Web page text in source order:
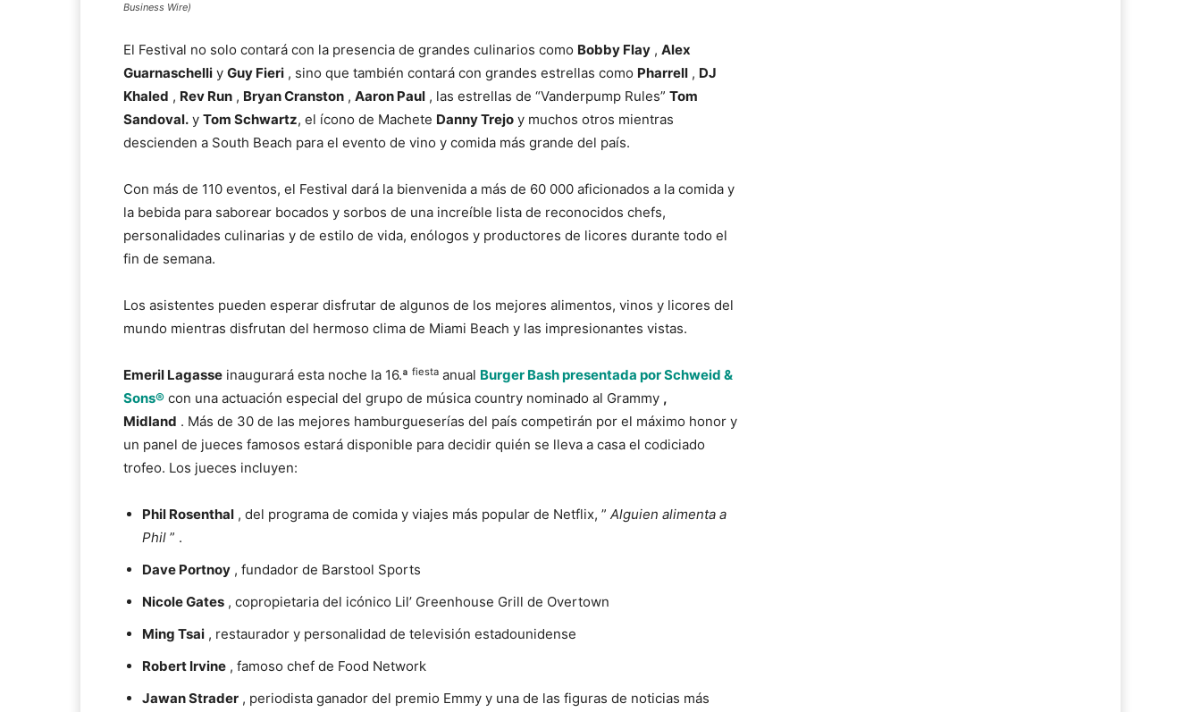
Business Wire)
El Festival no solo contará con la presencia de grandes culinarios como Bobby Flay , Alex
Guarnaschelli y Guy Fieri , sino que también contará con grandes estrellas como Pharrell , DJ
Khaled , Rev Run , Bryan Cranston , Aaron Paul , las estrellas de “Vanderpump Rules” Tom
Sandoval. y Tom Schwartz, el ícono de Machete Danny Trejo y muchos otros mientras
descienden a South Beach para el evento de vino y comida más grande del país.
Con más de 110 eventos, el Festival dará la bienvenida a más de 60 000 aficionados a la comida y
la bebida para saborear bocados y sorbos de una increíble lista de reconocidos chefs,
personalidades culinarias y de estilo de vida, enólogos y productores de licores durante todo el
fin de semana.
Los asistentes pueden esperar disfrutar de algunos de los mejores alimentos, vinos y licores del
mundo mientras disfrutan del hermoso clima de Miami Beach y las impresionantes vistas.
Emeril Lagasse inaugurará esta noche la 16.ª fiesta anual Burger Bash presentada por Schweid &
Sons® con una actuación especial del grupo de música country nominado al Grammy ,
Midland . Más de 30 de las mejores hamburgueserías del país competirán por el máximo honor y
un panel de jueces famosos estará disponible para decidir quién se lleva a casa el codiciado
trofeo. Los jueces incluyen:
Phil Rosenthal , del programa de comida y viajes más popular de Netflix, ” Alguien alimenta a
Phil ” .
Dave Portnoy , fundador de Barstool Sports
Nicole Gates , copropietaria del icónico Lil’ Greenhouse Grill de Overtown
Ming Tsai , restaurador y personalidad de televisión estadounidense
Robert Irvine , famoso chef de Food Network
Jawan Strader , periodista ganador del premio Emmy y una de las figuras de noticias más